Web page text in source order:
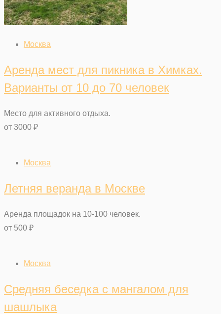
Москва
Аренда мест для пикника в Химках.
Варианты от 10 до 70 человек
Место для активного отдыха.
от 3000 ₽
Москва
Летняя веранда в Москве
Аренда площадок на 10-100 человек.
от 500 ₽
Москва
Средняя беседка с мангалом для
шашлыка